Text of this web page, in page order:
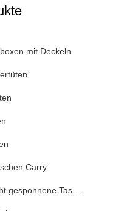
mit Deckeln
Carry
gesponnene Tasche